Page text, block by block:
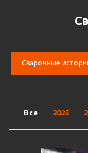
Сварочные
Все 2025